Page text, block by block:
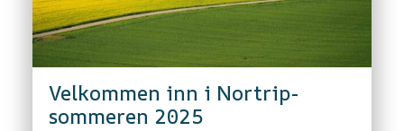
Velkommen inn i Nortrip-
sommeren 2025